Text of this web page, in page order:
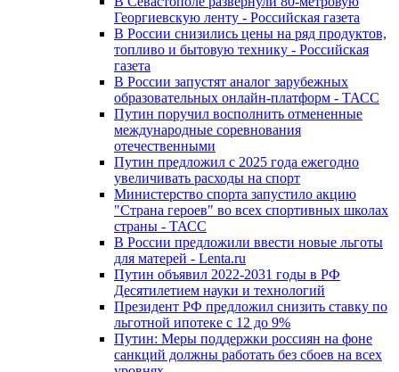
Георгиевскую ленту - Российская газета
В России снизились цены на ряд продуктов,
топливо и бытовую технику - Российская
газета
В России запустят аналог зарубежных
образовательных онлайн-платформ - ТАСС
Путин поручил восполнить отмененные
международные соревнования
отечественными
Путин предложил с 2025 года ежегодно
увеличивать расходы на спорт
Министерство спорта запустило акцию
"Страна героев" во всех спортивных школах
страны - ТАСС
В России предложили ввести новые льготы
для матерей - Lenta.ru
Путин объявил 2022-2031 годы в РФ
Десятилетием науки и технологий
Президент РФ предложил снизить ставку по
льготной ипотеке с 12 до 9%
Путин: Меры поддержки россиян на фоне
санкций должны работать без сбоев на всех